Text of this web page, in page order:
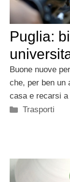
Puglia:
Buone nuove
che, per ben un
casa e recarsi
Categorie
Trasporti